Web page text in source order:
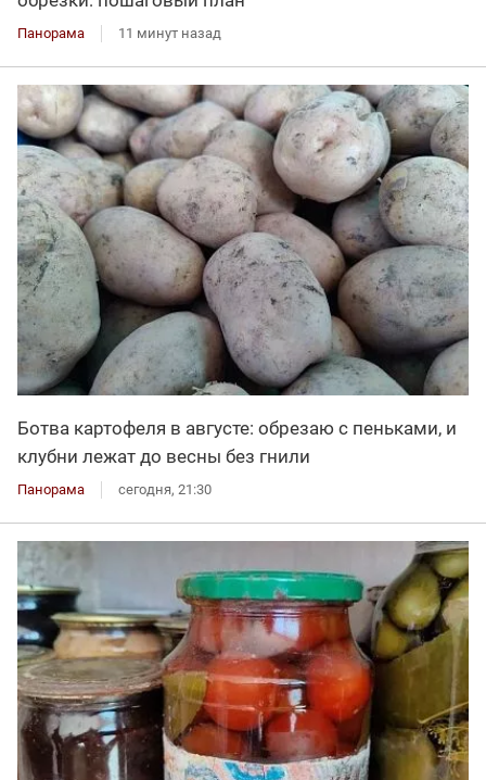
Панорама 11 минут назад
Ботва картофеля в августе: обрезаю с пеньками, и
клубни лежат до весны без гнили
Панорама сегодня, 21:30